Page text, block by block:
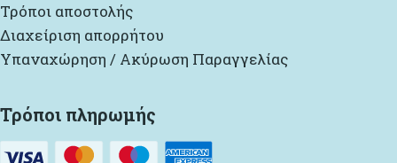
Τρόποι αποστολής
Διαχείριση απορρήτου
Υπαναχώρηση / Ακύρωση Παραγγελίας
Τρόποι πληρωμής